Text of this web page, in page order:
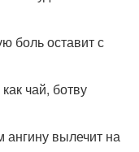
боль оставит с
чай, ботву
вылечит на